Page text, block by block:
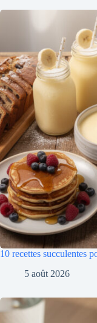
10 recettes succulentes
5 août 2026